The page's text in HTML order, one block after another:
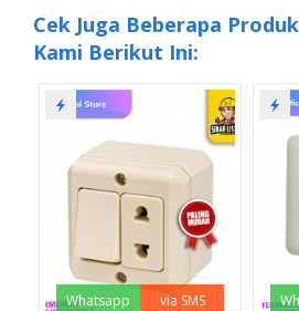
Cek Juga Beberapa
Kami Berikut Ini:
Whatsapp via SMS